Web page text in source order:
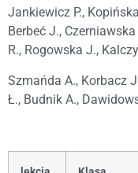
Jankiewicz P.,
Berbeć J.,
R., Rogowska J.,
Szmańda A., Korbacz
Ł., Budnik A.,